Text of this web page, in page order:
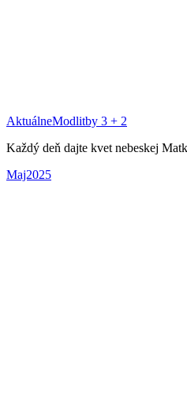
AktuálneModlitby 3 + 2
Každý deň dajte kvet nebeskej
Maj2025